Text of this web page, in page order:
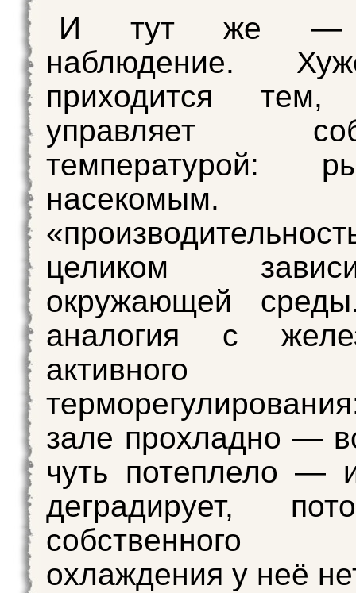
И тут же —
наблюдение.
приходится
управляет
температурой:
целиком
окружающей
аналогия с
активного
зале прохладно —
чуть потеплело —
деградирует,
собственного
охлаждения у неё